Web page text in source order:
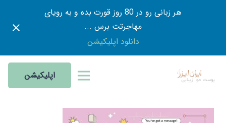
هر زبانی رو در 80 روز قورت بده و به رویای
مهاجرتت برس ...
دانلود اپلیکیشن
اپلیکیشن